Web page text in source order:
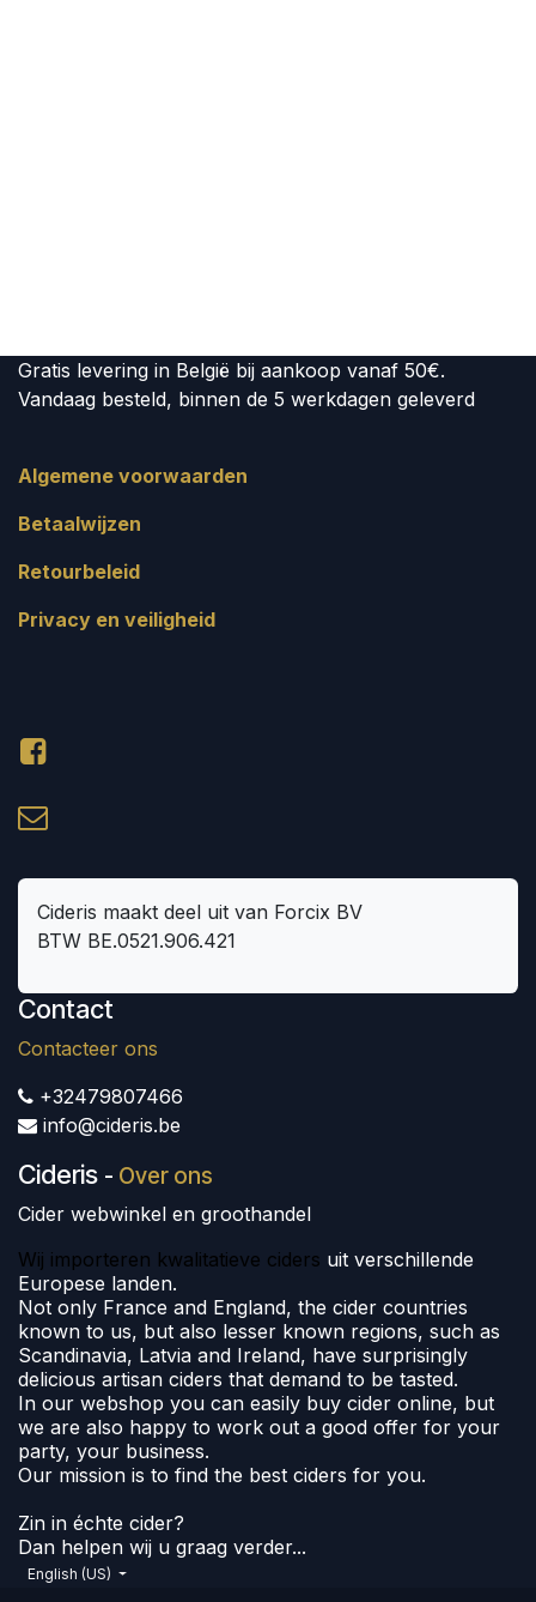
Gratis levering in België bij aankoop vanaf 50€.
Vandaag besteld, binnen de 5 werkdagen geleverd
Algemene voorwaarden
Betaalwijzen
Retourbeleid
Privacy en veiligheid
Cideris maakt deel uit van Forcix BV
BTW BE.0521.906.421
Contact
Contacteer ons
+32479807466
info@cideris.be
Cideris - Over ons
Cider webwinkel en groothandel
Wij importeren kwalitatieve ciders uit verschillende
Europese landen.
Not only France and England, the cider countries
known to us, but also lesser known regions, such as
Scandinavia, Latvia and Ireland, have surprisingly
delicious artisan ciders that demand to be tasted.
In our webshop you can easily buy cider online, but
we are also happy to work out a good offer for your
party, your business.
Our mission is to find the best ciders for you.
Zin in échte cider?
Dan helpen wij u graag verder...
English (US)